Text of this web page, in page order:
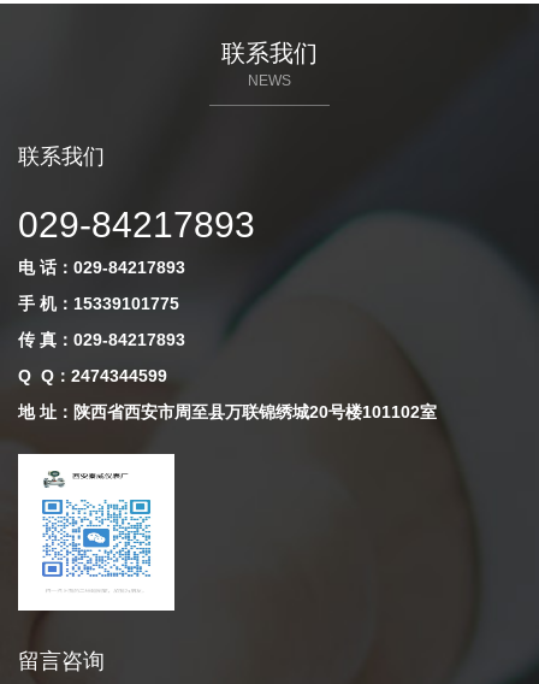
联系我们
NEWS
联系我们
029-84217893
电 话：029-84217893
手 机：15339101775
传 真：029-84217893
Q Q ： 2474344599
地 址：陕西省西安市周至县万联锦绣城20号楼101102室
留言咨询